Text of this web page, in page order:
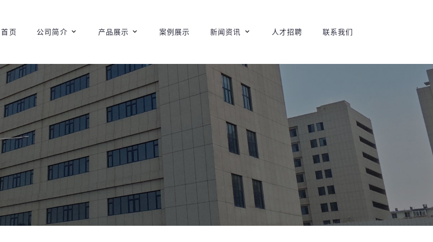
首页 公司简介 产品展示 案例展示 新闻资讯 人才招聘 联系我们